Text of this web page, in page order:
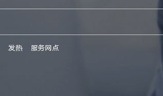
发热 服务网点